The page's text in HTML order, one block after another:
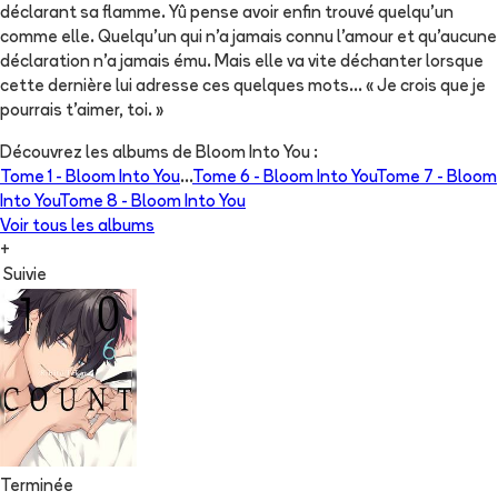
déclarant sa flamme. Yû pense avoir enfin trouvé quelqu'un
comme elle. Quelqu'un qui n'a jamais connu l'amour et qu'aucune
déclaration n'a jamais ému. Mais elle va vite déchanter lorsque
cette dernière lui adresse ces quelques mots... « Je crois que je
pourrais t'aimer, toi. »
Découvrez les albums de Bloom Into You :
Tome 1 - Bloom Into You...Tome 6 - Bloom Into YouTome 7 - Bloom
Into YouTome 8 - Bloom Into You
Voir tous les albums
+
Suivie
Terminée